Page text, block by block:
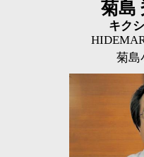
菊島小児科医院